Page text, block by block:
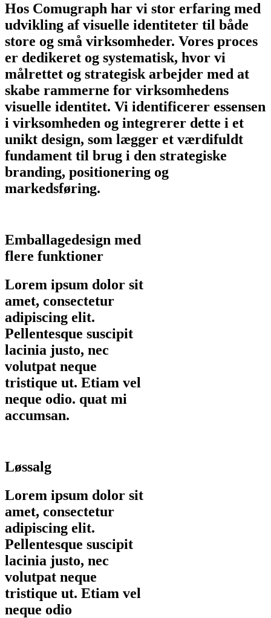
Hos Comugraph har vi stor erfaring med
udvikling af visuelle identiteter til både
store og små virksomheder. Vores proces
er dedikeret og systematisk, hvor vi
målrettet og strategisk arbejder med at
skabe rammerne for virksomhedens
visuelle identitet. Vi identificerer essensen
i virksomheden og integrerer dette i et
unikt design, som lægger et værdifuldt
fundament til brug i den strategiske
branding, positionering og
markedsføring.
Emballagedesign med
flere funktioner
Lorem ipsum dolor sit
amet, consectetur
adipiscing elit.
Pellentesque suscipit
lacinia justo, nec
volutpat neque
tristique ut. Etiam vel
neque odio. quat mi
accumsan.
Løssalg
Lorem ipsum dolor sit
amet, consectetur
adipiscing elit.
Pellentesque suscipit
lacinia justo, nec
volutpat neque
tristique ut. Etiam vel
neque odio